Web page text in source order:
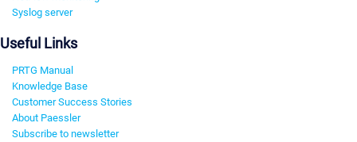
Syslog server
Useful Links
PRTG Manual
Knowledge Base
Customer Success Stories
About Paessler
Subscribe to newsletter